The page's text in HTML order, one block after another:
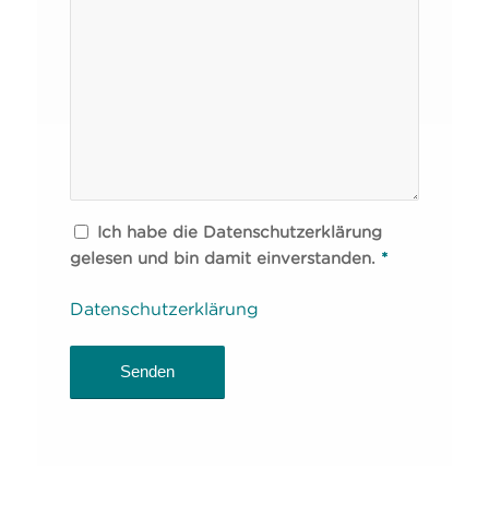
Ich habe die Datenschutzerklärung
gelesen und bin damit einverstanden. *
Datenschutzerklärung